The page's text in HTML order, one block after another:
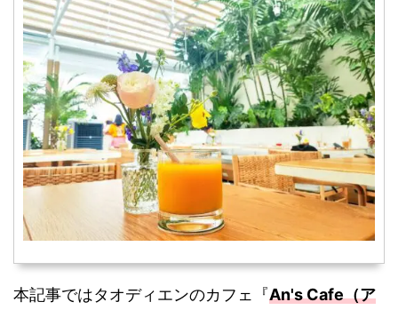
本記事ではタオディエンのカフェ『An's Cafe（ア